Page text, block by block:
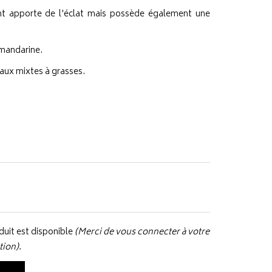
apporte de l'éclat mais possède également une
mixtes à grasses.
est disponible(Merci de vous connecter à votre